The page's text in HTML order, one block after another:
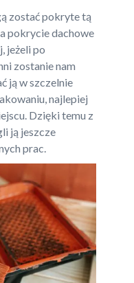
zostać pokryte tą
pokrycie dachowe
jeżeli po
zostanie nam
ją w szczelnie
najlepiej
Dzięki temu z
ją jeszcze
prac.